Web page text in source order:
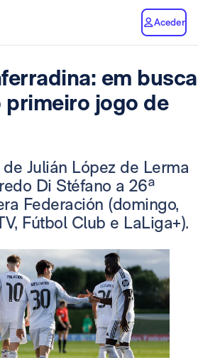
Aceder
em busca
primeiro jogo de
Julián López de Lerma
Di Stéfano a 26ª
Federación (domingo,
Fútbol Club e LaLiga+).